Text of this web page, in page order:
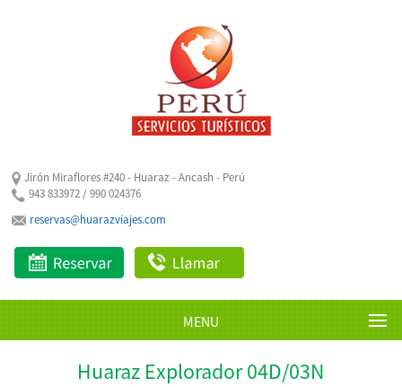
Jirón Miraflores #240 - Huaraz - Ancash - Perú
943 833972 / 990 024376
reservas@huarazviajes.com
MENU
Huaraz Explorador 04D/03N